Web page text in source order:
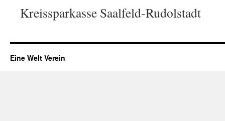
Kreissparkasse Saalfeld-Rudolstadt
Eine Welt Verein